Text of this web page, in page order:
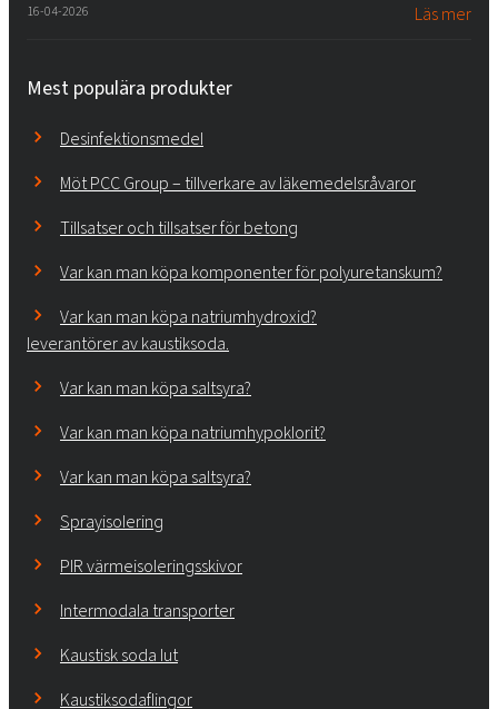
16-04-2026 Läs mer
Mest populära produkter
Desinfektionsmedel
Möt PCC Group – tillverkare av läkemedelsråvaror
Tillsatser och tillsatser för betong
Var kan man köpa komponenter för polyuretanskum?
Var kan man köpa natriumhydroxid?
leverantörer av kaustiksoda.
Var kan man köpa saltsyra?
Var kan man köpa natriumhypoklorit?
Var kan man köpa saltsyra?
Sprayisolering
PIR värmeisoleringsskivor
Intermodala transporter
Kaustisk soda lut
Kaustiksodaflingor